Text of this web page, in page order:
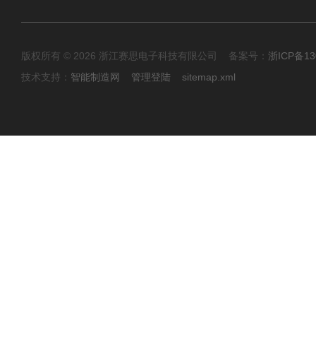
版权所有 © 2026 浙江赛思电子科技有限公司 备案号： 浙ICP备
技术支持： 智能制造网 管理登陆 sitemap.xml